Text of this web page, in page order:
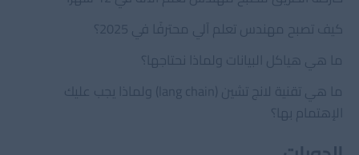
كيف تصبح مهندس تعلم آلي محترفًا في 2025؟
ما هي هياكل البيانات ولماذا نحتاجها؟
ما هي تقنية لانج تشين (lang chain) ولماذا يجب عليك
الإهتمام بها؟